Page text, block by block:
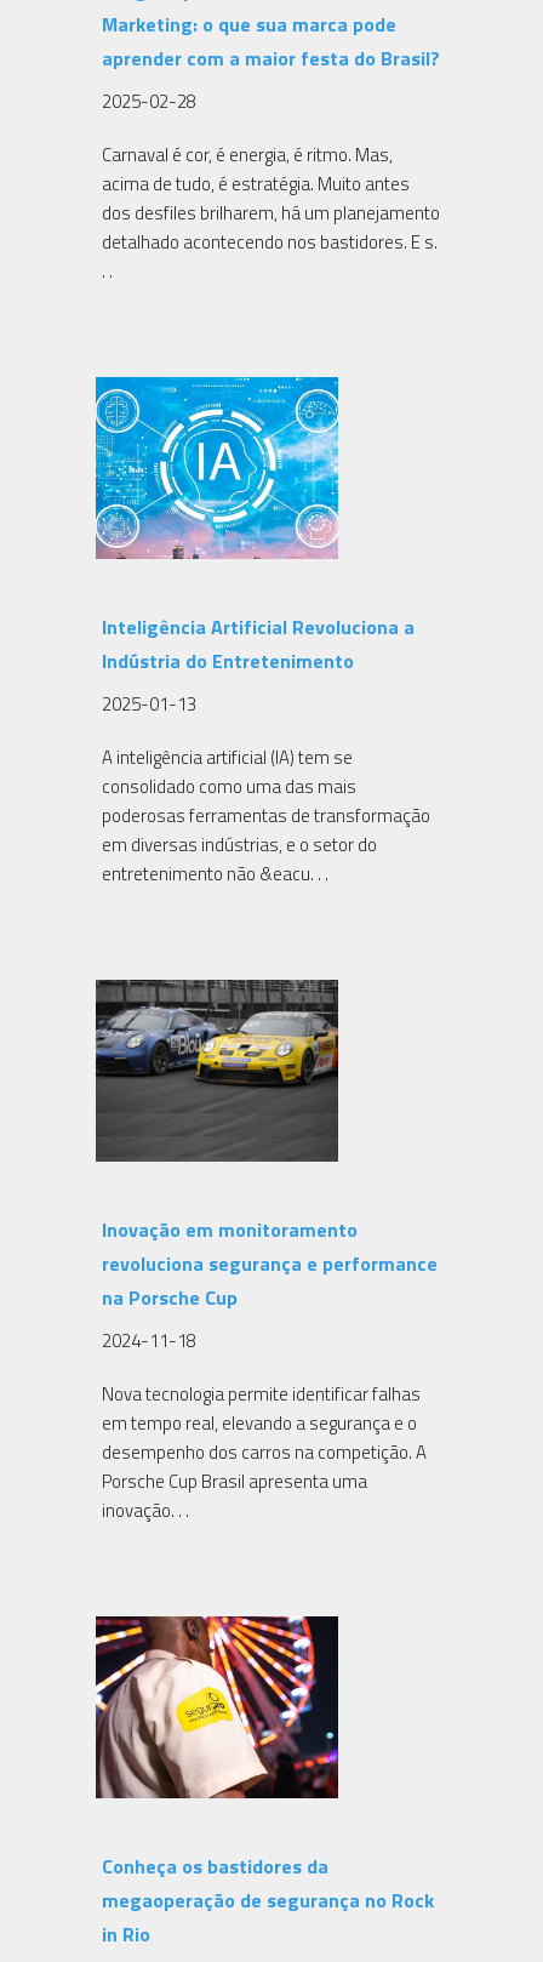
Marketing: o que sua marca pode
aprender com a maior festa do Brasil?
2025-02-28
Carnaval é cor, é energia, é ritmo. Mas,
acima de tudo, é estratégia. Muito antes
dos desfiles brilharem, há um planejamento
detalhado acontecendo nos bastidores. E s.
. .
Inteligência Artificial Revoluciona a
Indústria do Entretenimento
2025-01-13
A inteligência artificial (IA) tem se
consolidado como uma das mais
poderosas ferramentas de transformação
em diversas indústrias, e o setor do
entretenimento não &eacu. . .
Inovação em monitoramento
revoluciona segurança e performance
na Porsche Cup
2024-11-18
Nova tecnologia permite identificar falhas
em tempo real, elevando a segurança e o
desempenho dos carros na competição. A
Porsche Cup Brasil apresenta uma
inovação. . .
Conheça os bastidores da
megaoperação de segurança no Rock
in Rio